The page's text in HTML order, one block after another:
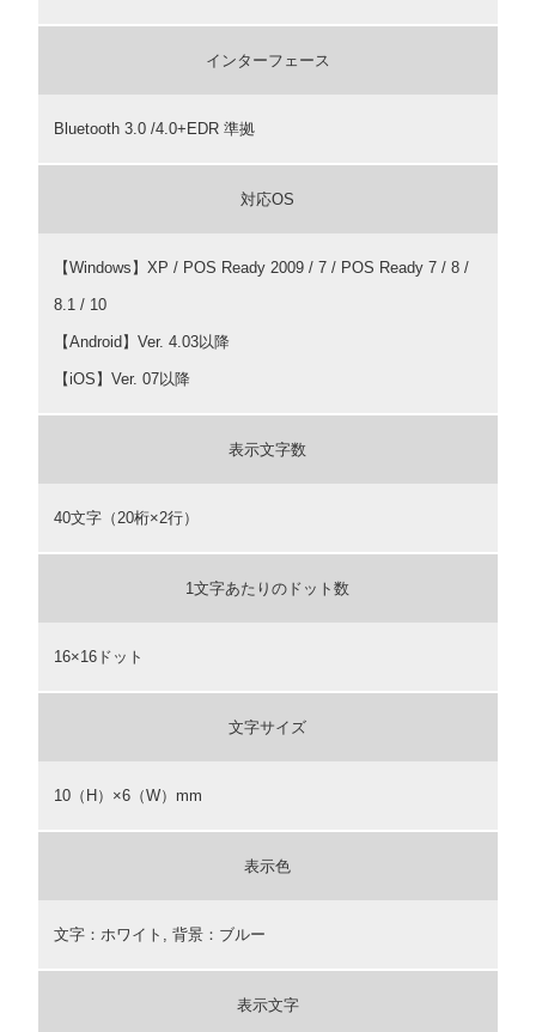
インターフェース
Bluetooth 3.0 /4.0+EDR 準拠
対応OS
【Windows】XP / POS Ready 2009 / 7 / POS Ready 7 / 8 /
8.1 / 10
【Android】Ver. 4.03以降
【iOS】Ver. 07以降
表示文字数
40文字（20桁×2行）
1文字あたりのドット数
16×16ドット
文字サイズ
10（H）×6（W）mm
表示色
文字：ホワイト, 背景：ブルー
表示文字